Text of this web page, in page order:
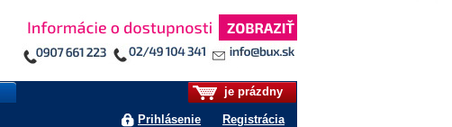
je prázdny
Prihlásenie Registrácia